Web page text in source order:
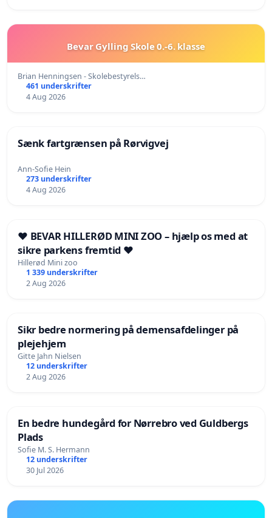
Bevar Gylling Skole 0.-6. klasse
Brian Henningsen - Skolebestyrels…
461 underskrifter
4 Aug 2026
Sænk fartgrænsen på Rørvigvej
Ann-Sofie Hein
273 underskrifter
4 Aug 2026
❤️ BEVAR HILLERØD MINI ZOO – hjælp os med at
sikre parkens fremtid ❤️
Hillerød Mini zoo
1 339 underskrifter
2 Aug 2026
Sikr bedre normering på demensafdelinger på
plejehjem
Gitte Jahn Nielsen
12 underskrifter
2 Aug 2026
En bedre hundegård for Nørrebro ved Guldbergs
Plads
Sofie M. S. Hermann
12 underskrifter
30 Jul 2026